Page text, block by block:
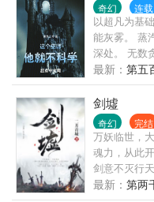
奇幻 连载
以超凡为基
能灰雾。 蒸
深处。 无数
觎着这个轰
巫师，则是
“那，这些魔
说了，我喜
最新： 第五
剑墟
奇幻 完结
万妖临世，
魂力，从此
剑意不灭行
九霄，下闯
最新： 第两